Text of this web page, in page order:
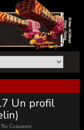
STÉPHANE ROBELIN)
Un profil
No Comment